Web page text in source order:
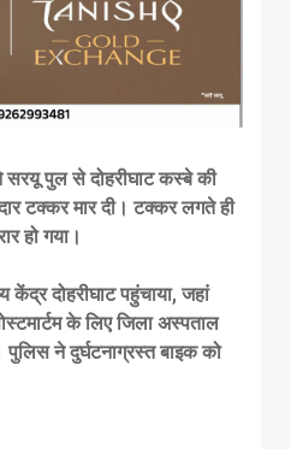
सरयू पुल से दोहरीघाट कस्बे की
टक्कर मार दी। टक्कर लगते ही
हो गया।
केंद्र दोहरीघाट पहुंचाया, जहां
के लिए जिला अस्पताल
ने दुर्घटनाग्रस्त बाइक को